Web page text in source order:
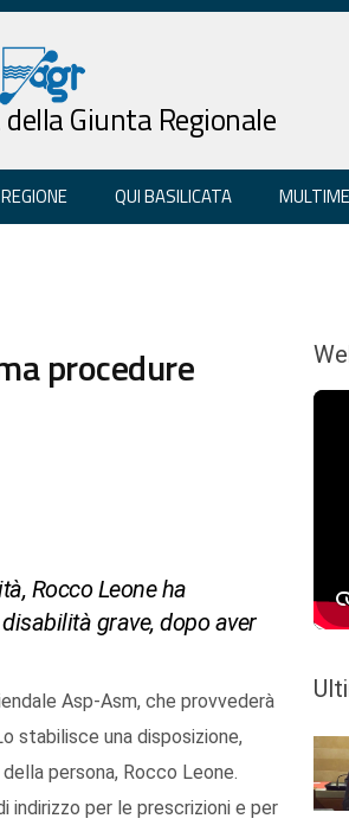
Giunta Regionale
QUI BASILICATA
procedure
Rocco Leone ha
grave, dopo aver
Asp-Asm, che provvederà
stabilisce una disposizione,
persona, Rocco Leone.
indirizzo per le prescrizioni e per